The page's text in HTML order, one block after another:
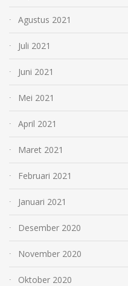
Agustus 2021
Juli 2021
Juni 2021
Mei 2021
April 2021
Maret 2021
Februari 2021
Januari 2021
Desember 2020
November 2020
Oktober 2020